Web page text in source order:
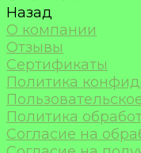
Назад
О компании
Отзывы
Сертификаты
Политика
Политика
Согласие на